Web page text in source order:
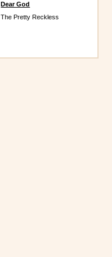
Dear God
The Pretty Reckless